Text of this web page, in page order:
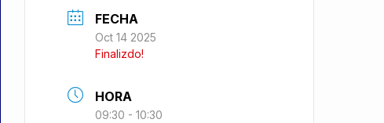
FECHA
Oct 14 2025
Finalizdo!
HORA
09:30 - 10:30